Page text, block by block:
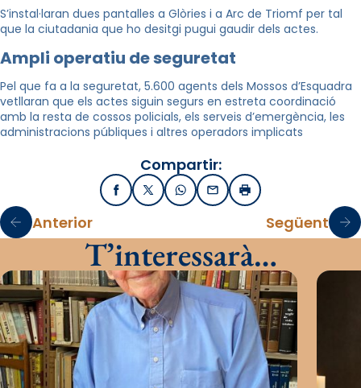
S’instal·laran dues pantalles a Glòries i a Arc de Triomf per tal
que la ciutadania que ho desitgi pugui gaudir dels actes.
Ampli operatiu de seguretat
Pel que fa a la seguretat, 5.600 agents dels Mossos d’Esquadra
vetllaran que els actes siguin segurs en estreta coordinació
amb la resta de cossos policials, els serveis d’emergència, les
administracions públiques i altres operadors implicats
Compartir:
FacebookX / TwitterWhatsApp
EmailImprimir
Anterior Següent
T’interessarà…